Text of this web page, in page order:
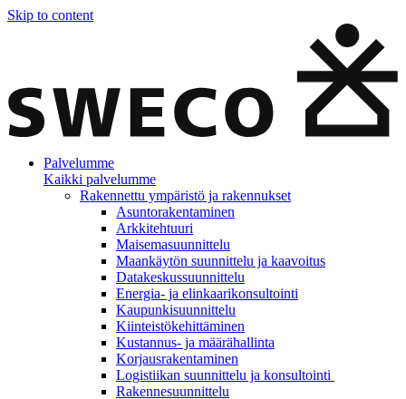
Skip to content
Palvelumme
Kaikki palvelumme
Rakennettu ympäristö ja rakennukset
Asuntorakentaminen
Arkkitehtuuri
Maisemasuunnittelu
Maankäytön suunnittelu ja kaavoitus
Datakeskussuunnittelu
Energia- ja elinkaarikonsultointi
Kaupunkisuunnittelu
Kiinteistökehittäminen
Kustannus- ja määrähallinta
Korjausrakentaminen
Logistiikan suunnittelu ja konsultointi
Rakennesuunnittelu